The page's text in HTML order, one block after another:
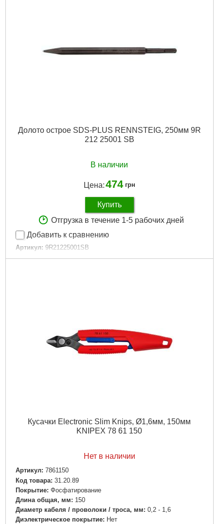
Долото острое SDS-PLUS RENNSTEIG, 250мм 9R
212 25001 SB
В наличии
Цена:474 грн
Купить
Отгрузка в течение 1-5 рабочих дней
Добавить к сравнению
Артикул: 9R21225001SB
Код товара: 31.22.61
Кусачки Electronic Slim Knips, Ø1,6мм, 150мм
KNIPEX 78 61 150
Нет в наличии
Артикул: 7861150
Код товара: 31.20.89
Покрытие: Фосфатирование
Длина общая, мм: 150
Диаметр кабеля / проволоки / троса, мм: 0,2 - 1,6
Диэлектрическое покрытие: Нет